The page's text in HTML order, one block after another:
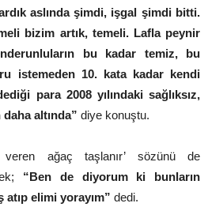
aslında şimdi, işgal şimdi bitti.
bizim artık, temeli. Lafla peynir
bu kadar temiz, bu
istemeden 10. kata kadar kendi
para 2008 yılındaki sağlıksız,
altında” diye konuştu.
veren ağaç taşlanır’ sözünü de
“Ben de diyorum ki bunların
elimi yorayım” dedi.